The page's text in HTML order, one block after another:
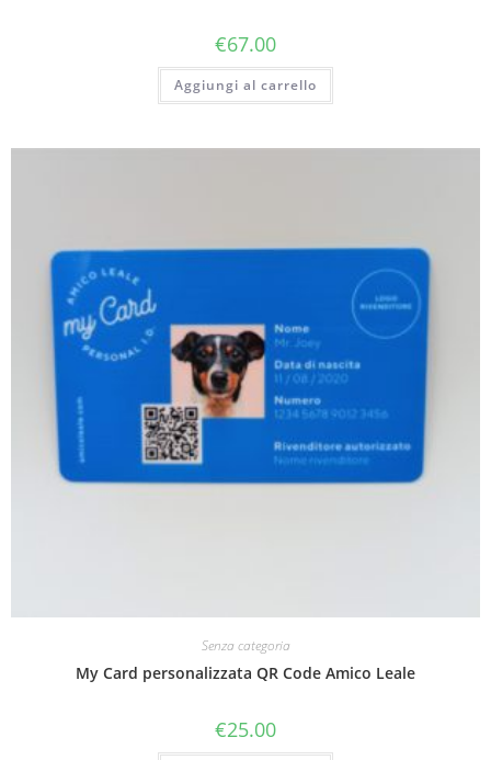
€67.00
Aggiungi al carrello
Senza categoria
My Card personalizzata QR Code Amico Leale
€25.00